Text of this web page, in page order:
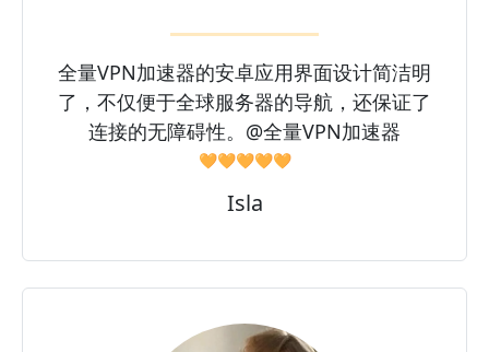
全量VPN加速器的安卓应用界面设计简洁明
了，不仅便于全球服务器的导航，还保证了
连接的无障碍性。@全量VPN加速器
🧡🧡🧡🧡🧡
Isla